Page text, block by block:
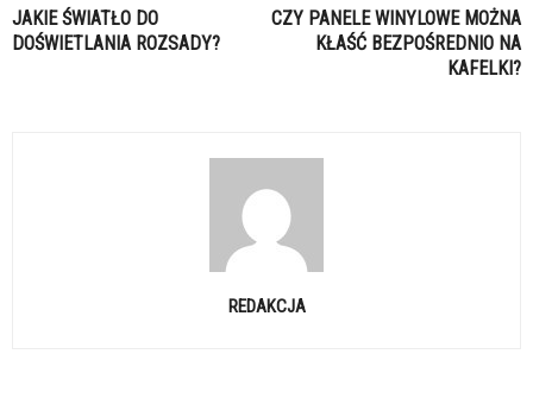
JAKIE ŚWIATŁO DO
DOŚWIETLANIA ROZSADY?
CZY PANELE WINYLOWE MOŻNA
KŁAŚĆ BEZPOŚREDNIO NA
KAFELKI?
REDAKCJA